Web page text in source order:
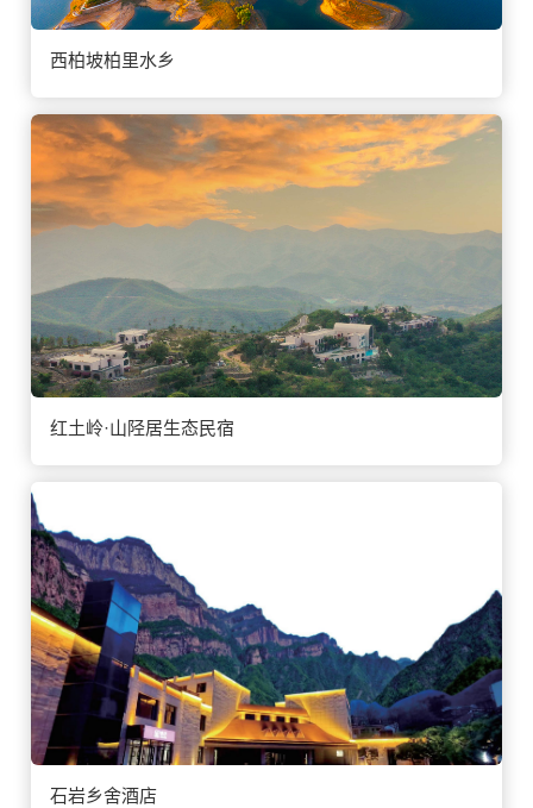
西柏坡柏里水乡
红土岭·山陉居生态民宿
石岩乡舍酒店